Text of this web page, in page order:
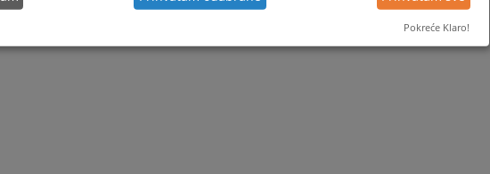
Pokreće Klaro!